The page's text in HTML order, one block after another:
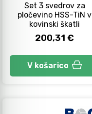
Set 3 svedrov za
pločevino HSS-TiN v
kovinski škatli
200,31 €
V košarico